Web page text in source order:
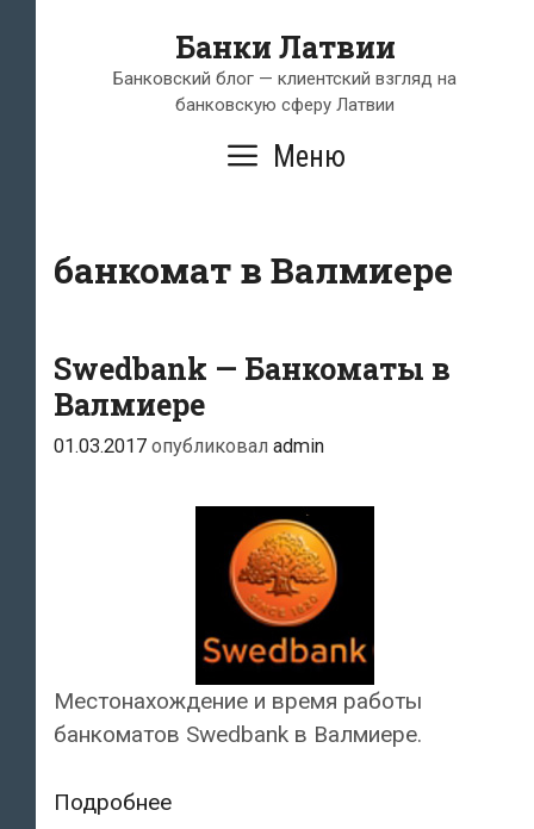
содержимому
Банки Латвии
Банковский блог — клиентский взгляд на
банковскую сферу Латвии
Меню
банкомат в Валмиере
Swedbank — Банкоматы в
Валмиере
01.03.2017 опубликовал admin
Местонахождение и время работы
банкоматов Swedbank в Валмиере.
ПодробнееSwedbank